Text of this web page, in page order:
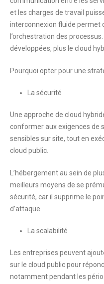
et les charges de travail
interconnexion fluide permet
l’orchestration des
développées, plus le cloud
Pourquoi opter pour une
La sécurité
Une approche de cloud
conformer aux exigences de
sensibles sur site, tout en
cloud public.
L’hébergement au sein de
meilleurs moyens de se
sécurité, car il supprime le
d’attaque.
La scalabilité
Les entreprises peuvent
sur le cloud public pour
notamment pendant les